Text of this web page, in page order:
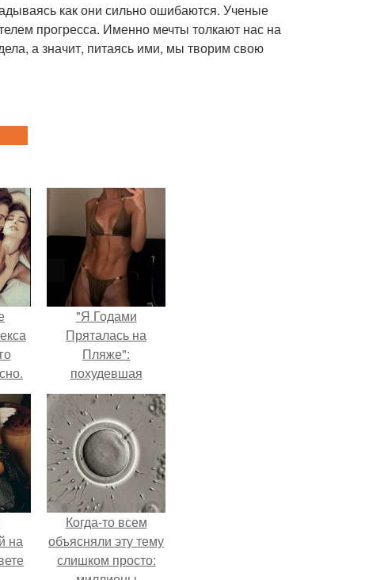
как они сильно ошибаются. Ученые
прогресса. Именно мечты толкают нас на
а значит, питаясь ими, мы творим свою
"Я Годами
Пряталась на
Пляже":
похудевшая
невестка Валерии
показала фигуру в
откровенном
купальнике.
на
Когда-то всем
объясняли эту тему
слишком просто: